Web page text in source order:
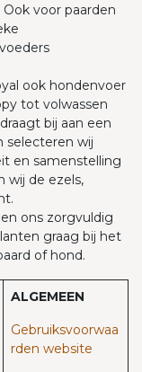
voor paarden
ook hondenvoer
tot volwassen
bij aan een
selecteren wij
en samenstelling
wij de ezels,
ons zorgvuldig
graag bij het
of hond.
ALGEMEEN
Gebruiksvoorwaa
rden website